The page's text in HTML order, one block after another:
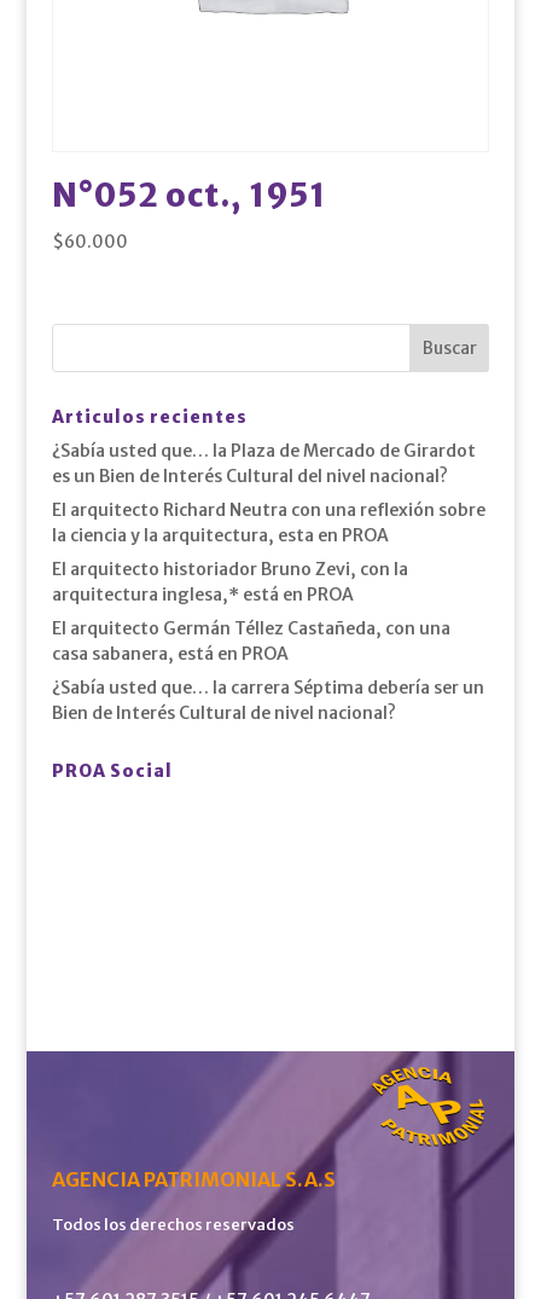
N°052 oct., 1951
$60.000
Articulos recientes
¿Sabía usted que… la Plaza de Mercado de Girardot
es un Bien de Interés Cultural del nivel nacional?
El arquitecto Richard Neutra con una reflexión sobre
la ciencia y la arquitectura, esta en PROA
El arquitecto historiador Bruno Zevi, con la
arquitectura inglesa,* está en PROA
El arquitecto Germán Téllez Castañeda, con una
casa sabanera, está en PROA
¿Sabía usted que… la carrera Séptima debería ser un
Bien de Interés Cultural de nivel nacional?
PROA Social
AGENCIA PATRIMONIAL S.A.S
Todos los derechos reservados